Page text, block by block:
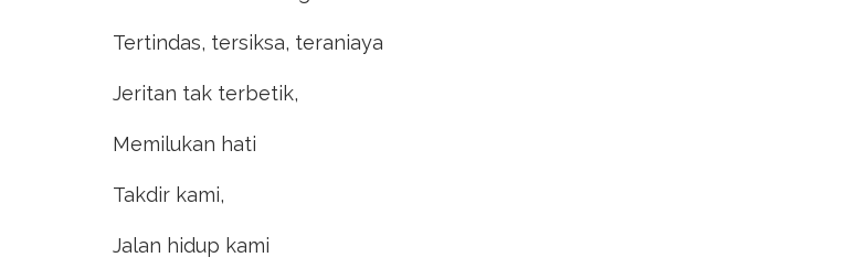
Tertindas, tersiksa, teraniaya
Jeritan tak terbetik,
Memilukan hati
Takdir kami,
Jalan hidup kami